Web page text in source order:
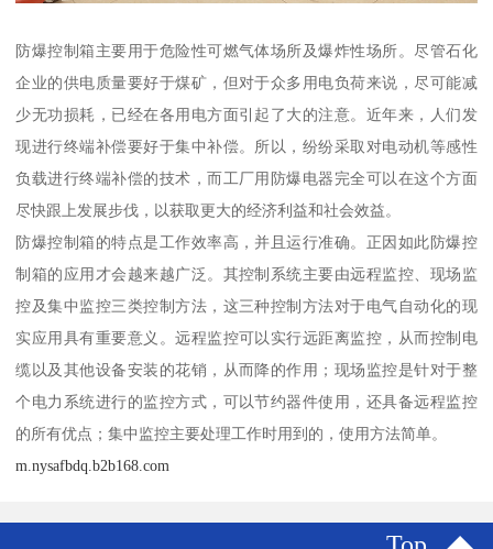
防爆控制箱主要用于危险性可燃气体场所及爆炸性场所。尽管石化
企业的供电质量要好于煤矿，但对于众多用电负荷来说，尽可能减
少无功损耗，已经在各用电方面引起了大的注意。近年来，人们发
现进行终端补偿要好于集中补偿。所以，纷纷采取对电动机等感性
负载进行终端补偿的技术，而工厂用防爆电器完全可以在这个方面
尽快跟上发展步伐，以获取更大的经济利益和社会效益。
防爆控制箱的特点是工作效率高，并且运行准确。正因如此防爆控
制箱的应用才会越来越广泛。其控制系统主要由远程监控、现场监
控及集中监控三类控制方法，这三种控制方法对于电气自动化的现
实应用具有重要意义。远程监控可以实行远距离监控，从而控制电
缆以及其他设备安装的花销，从而降的作用；现场监控是针对于整
个电力系统进行的监控方式，可以节约器件使用，还具备远程监控
的所有优点；集中监控主要处理工作时用到的，使用方法简单。
m.nysafbdq.b2b168.com